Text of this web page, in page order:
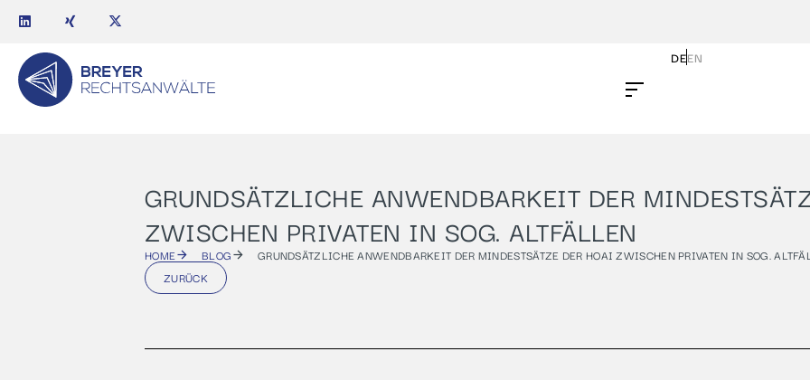
DEEN
GRUNDSÄTZLICHE ANWENDBARKEIT DER
ZWISCHEN PRIVATEN IN SOG. ALTFÄLLEN
HOME BLOG
GRUNDSÄTZLICHE ANWENDBARKEIT DER MINDESTSÄTZE DER HOAI ZWISCHEN PRIVATEN IN SOG.
ZURÜCK